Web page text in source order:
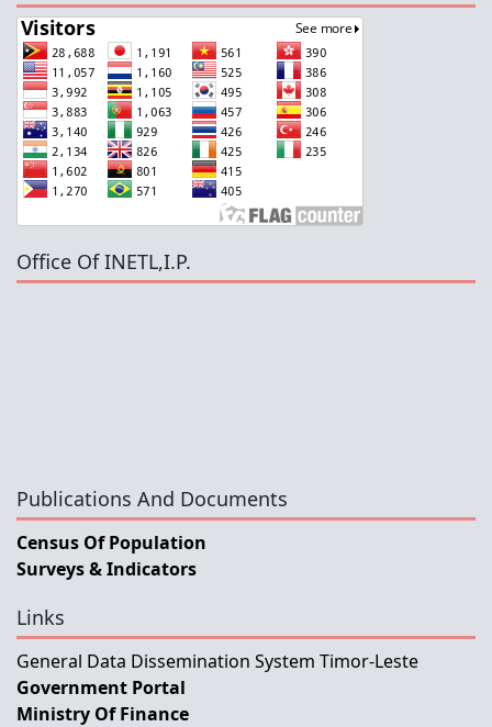
Office Of INETL,I.P.
Publications And Documents
Census Of Population
Surveys & Indicators
Links
General Data Dissemination System Timor-Leste
Government Portal
Ministry Of Finance